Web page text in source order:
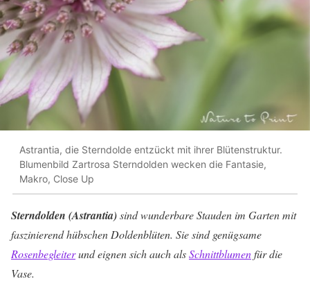
Astrantia, die Sterndolde entzückt mit ihrer Blütenstruktur.
Blumenbild Zartrosa Sterndolden wecken die Fantasie,
Makro, Close Up
Sterndolden (Astrantia)sind wunderbare Stauden im Garten mit
faszinierend hübschen Doldenblüten. Sie sind genügsame
Rosenbegleiterund eignen sich auch alsSchnittblumenfür die
Vase.